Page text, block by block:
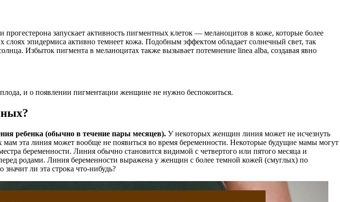
запускает активность пигментных клеток — меланоцитов в коже, которые более
эпидермиса активно темнеет кожа. Подобным эффектом обладает солнечный свет, так
Избыток пигмента в меланоцитах также вызывает потемнение linea alba, создавая явно
и о появлении пигментации женщине не нужно беспокоиться.
ребенка (обычно в течение пары месяцев). У некоторых женщин линия может не исчезнуть
эта линия может вообще не появиться во время беременности. Некоторые будущие мамы могут
беременности. Линия обычно становится видимой с четвертого или пятого месяца и
родами. Линия беременности выражена у женщин с более темной кожей (смуглых) по
ли эта строка что-нибудь?